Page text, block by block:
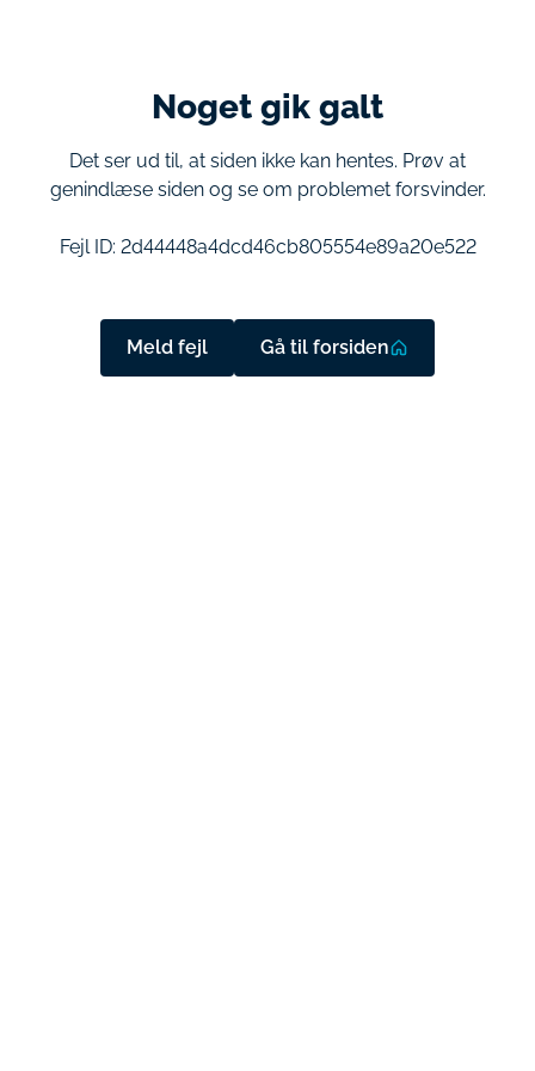
Noget gik galt
Det ser ud til, at siden ikke kan hentes. Prøv at
genindlæse siden og se om problemet forsvinder.
Fejl ID: 2d44448a4dcd46cb805554e89a20e522
Meld fejl Gå til forsiden